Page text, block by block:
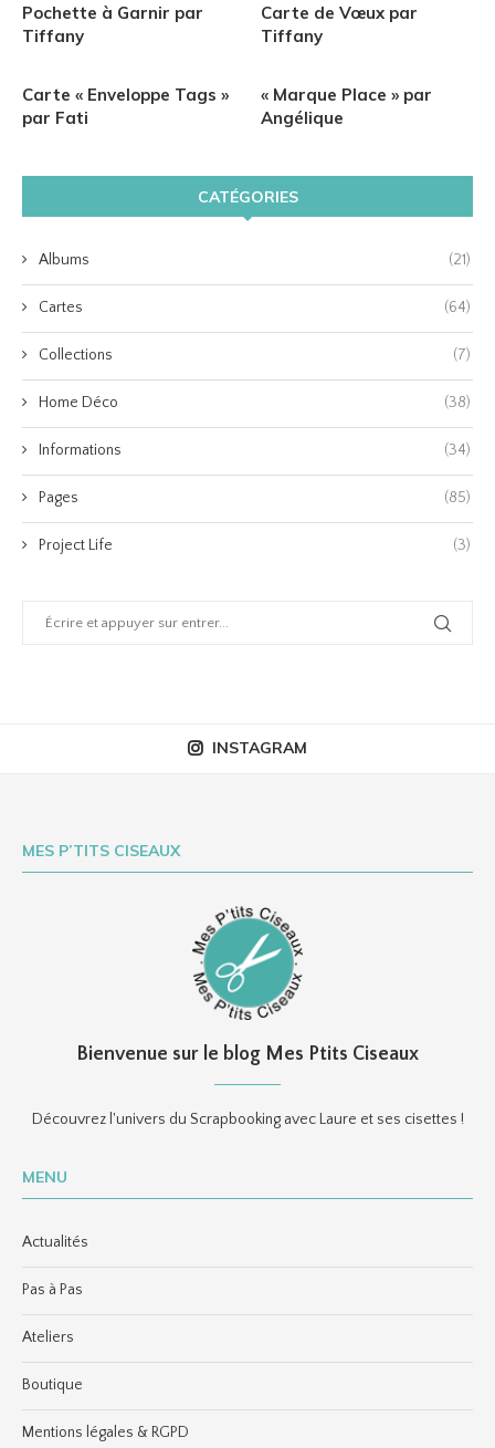
Pochette à Garnir par
Tiffany
Carte de Vœux par
Tiffany
Carte « Enveloppe Tags »
par Fati
« Marque Place » par
Angélique
CATÉGORIES
Albums (21)
Cartes (64)
Collections (7)
Home Déco (38)
Informations (34)
Pages (85)
Project Life (3)
INSTAGRAM
MES P’TITS CISEAUX
Bienvenue sur le blog Mes Ptits Ciseaux
Découvrez l'univers du Scrapbooking avec Laure et ses cisettes !
MENU
Actualités
Pas à Pas
Ateliers
Boutique
Mentions légales & RGPD